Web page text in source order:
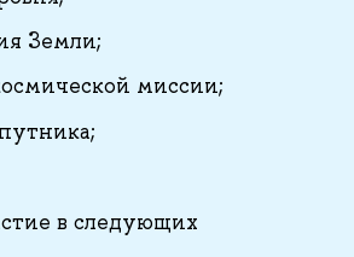
Земли;
миссии;
в следующих